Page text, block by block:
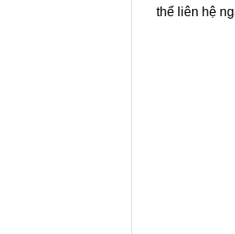
thể liên hệ